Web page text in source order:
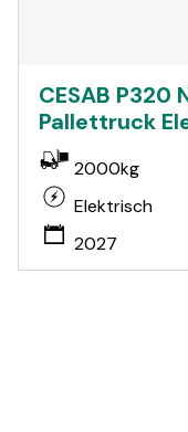
CESAB P320
Pallettruck
2000kg
Elektrisch
2027